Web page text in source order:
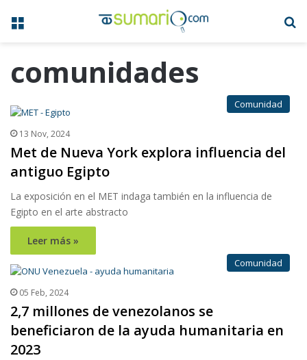
Menú
comunidades
Comunidad
13 Nov, 2024
Met de Nueva York explora influencia del
antiguo Egipto
La exposición en el MET indaga también en la influencia de
Egipto en el arte abstracto
Leer más »
Comunidad
05 Feb, 2024
2,7 millones de venezolanos se
beneficiaron de la ayuda humanitaria en
2023